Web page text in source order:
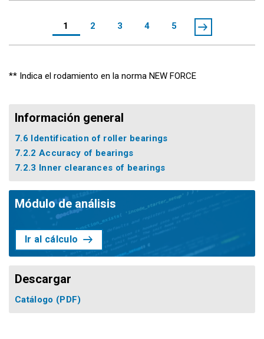
1 2 3 4 5
** Indica el rodamiento en la norma NEW FORCE
Información general
7.6 Identification of roller bearings
7.2.2 Accuracy of bearings
7.2.3 Inner clearances of bearings
Módulo de análisis
Ir al cálculo
Descargar
Catálogo (PDF)